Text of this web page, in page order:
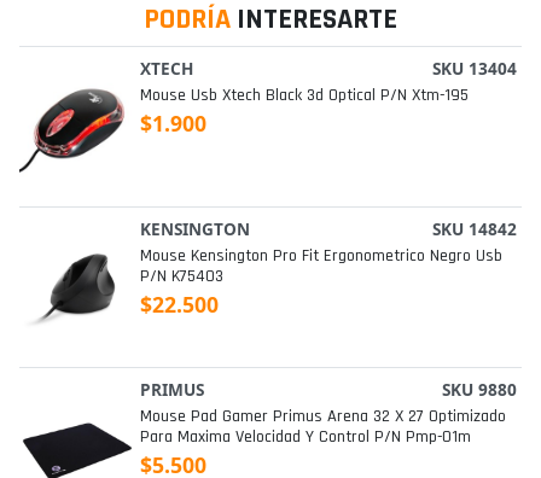
PODRÍA INTERESARTE
XTECH SKU 13404
Mouse Usb Xtech Black 3d Optical P/n Xtm-195
$1.900
KENSINGTON SKU 14842
Mouse Kensington Pro Fit Ergonometrico Negro Usb
P/n K75403
$22.500
PRIMUS SKU 9880
Mouse Pad Gamer Primus Arena 32 X 27 Optimizado
Para Maxima Velocidad Y Control P/n Pmp-01m
$5.500